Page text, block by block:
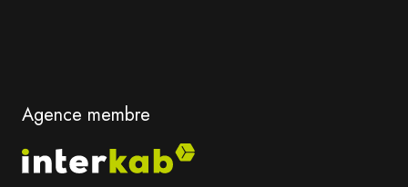
Agence membre